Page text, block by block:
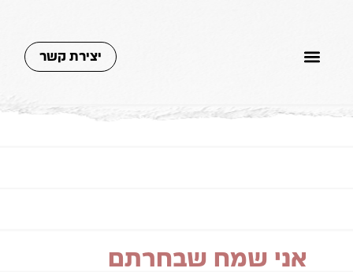
יצירת קשר
אני שמח שבחרתם